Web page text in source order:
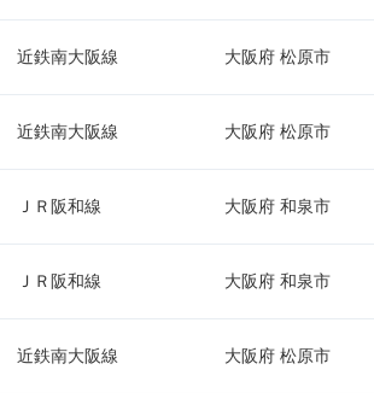
近鉄南大阪線 大阪府 松原市
近鉄南大阪線 大阪府 松原市
ＪＲ阪和線 大阪府 和泉市
ＪＲ阪和線 大阪府 和泉市
近鉄南大阪線 大阪府 松原市